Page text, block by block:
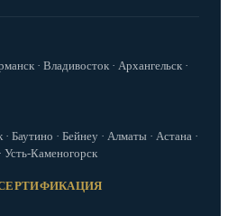
· Владивосток · Архангельск ·
Баутино · Бейнеу · Алматы · Астана ·
Каменогорск